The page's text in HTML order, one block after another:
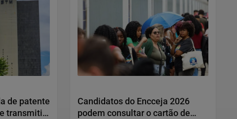
de patente
transmitir
Candidatos do Encceja 2026
podem consultar o cartão de